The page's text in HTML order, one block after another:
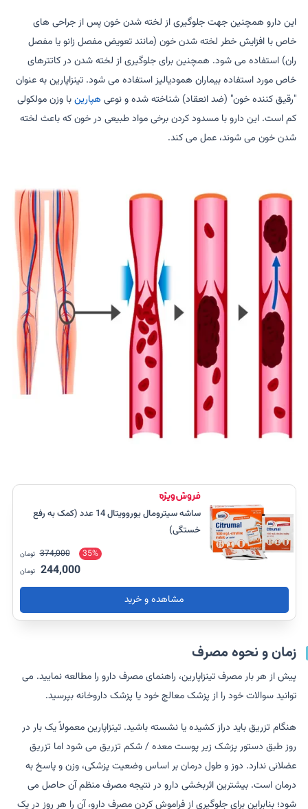
این دارو همچنین جهت جلوگیری از لخته شدن خون پس از جراحی های
خاص با افزایش خطر لخته شدن خون (مانند تعویض مفصل زانو یا مفصل
ران) استفاده می شود. همچنین برای جلوگیری از لخته شدن در کاتترهای
خاص مورد استفاده بیماران همودیالیز استفاده می شود. تینزاپارین به عنوان
"رقیق کننده خون" (ضد انعقاد) شناخته شده و نوعی هپارینبا وزن مولکولی
کم است. این دارو با مسدود کردن برخی مواد طبیعی در خون که باعث لخته
شدن خون می شوند، عمل می کند.
ساشه سیترومال یوروویتال 14 عدد (کمک به رفع
خستگی)
35%
374,000 تومان
244,000 تومان
مشاهده و خرید
زمان و نحوه مصرف
پیش از هر بار مصرف تینزاپارین، راهنمای مصرف دارو را مطالعه نمایید. می
توانید سوالات خود را از پزشک معالج خود یا پزشک داروخانه بپرسید.
هنگام تزریق باید دراز کشیده یا نشسته باشید. تینزاپارین معمولاً یک بار در
روز طبق دستور پزشک زیر پوست معده / شکم تزریق می شود اما تزریق
عضلانی ندارد. دوز و طول درمان بر اساس وضعیت پزشکی، وزن و پاسخ به
درمان است. بیشترین اثربخشی دارو در نتیجه مصرف منظم آن حاصل می
شود؛ بنابراین برای جلوگیری از فراموش کردن مصرف دارو، آن را هر روز در یک